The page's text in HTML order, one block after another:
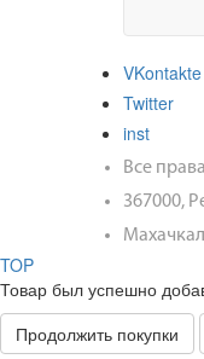
VKontakte
Twitter
inst
Все
367000,
TOP
Товар был успешно
Продолжить покупки